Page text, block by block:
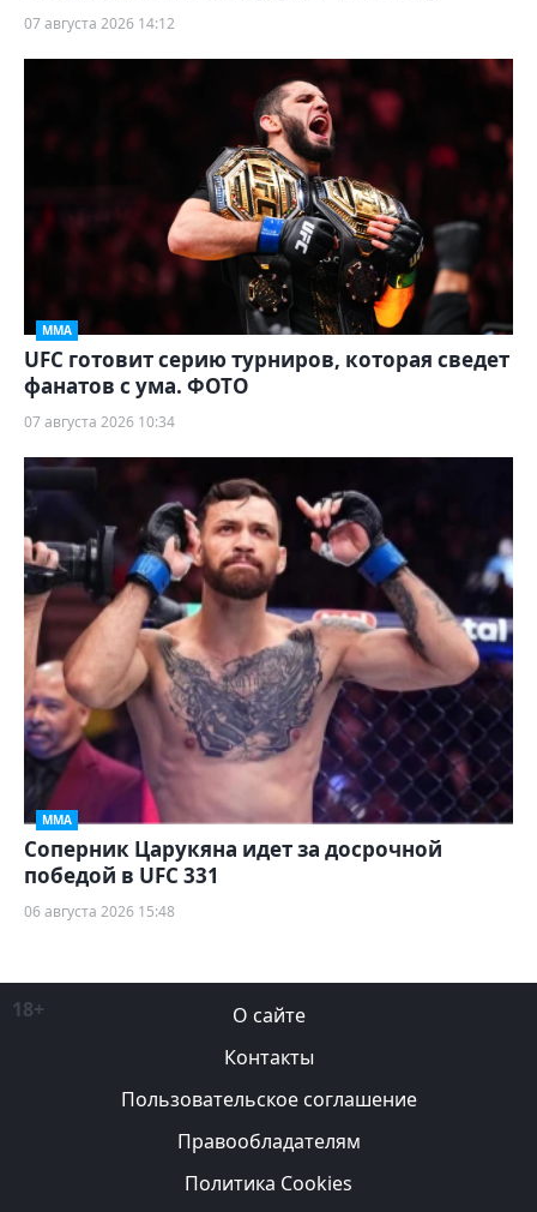
07 августа 2026 14:12
ММА
UFC готовит серию турниров, которая сведет
фанатов с ума. ФОТО
07 августа 2026 10:34
ММА
Соперник Царукяна идет за досрочной
победой в UFC 331
06 августа 2026 15:48
18+
О сайте
Контакты
Пользовательское соглашение
Правообладателям
Политика Cookies